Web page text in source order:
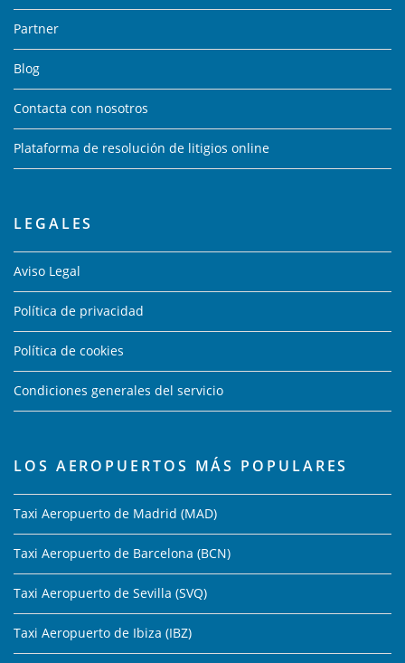
Partner
Blog
Contacta con nosotros
Plataforma de resolución de litigios online
LEGALES
Aviso Legal
Política de privacidad
Política de cookies
Condiciones generales del servicio
LOS AEROPUERTOS MÁS POPULARES
Taxi Aeropuerto de Madrid (MAD)
Taxi Aeropuerto de Barcelona (BCN)
Taxi Aeropuerto de Sevilla (SVQ)
Taxi Aeropuerto de Ibiza (IBZ)